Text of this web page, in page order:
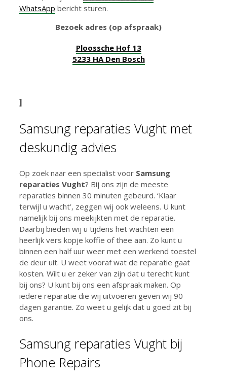
WhatsApp bericht sturen.
Bezoek adres (op afspraak)
Ploossche Hof 13
5233 HA Den Bosch
]
Samsung reparaties Vught met
deskundig advies
Op zoek naar een specialist voor Samsung
reparaties Vught? Bij ons zijn de meeste
reparaties binnen 30 minuten gebeurd. ‘Klaar
terwijl u wacht’, zeggen wij ook weleens. U kunt
namelijk bij ons meekijkten met de reparatie.
Daarbij bieden wij u tijdens het wachten een
heerlijk vers kopje koffie of thee aan. Zo kunt u
binnen een half uur weer met een werkend toestel
de deur uit. U weet vooraf wat de reparatie gaat
kosten. Wilt u er zeker van zijn dat u terecht kunt
bij ons? U kunt bij ons een afspraak maken. Op
iedere reparatie die wij uitvoeren geven wij 90
dagen garantie. Zo weet u gelijk dat u goed zit bij
ons.
Samsung reparaties Vught bij
Phone Repairs